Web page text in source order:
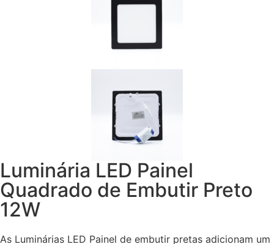
Luminária LED Painel
Quadrado de Embutir Preto
12W
As Luminárias LED Painel de embutir pretas adicionam um